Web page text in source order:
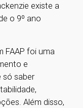
existe a
o 9º ano
FAAP foi uma
e
só saber
Além disso,